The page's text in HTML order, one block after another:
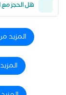
هل الحجز مع
المزيد